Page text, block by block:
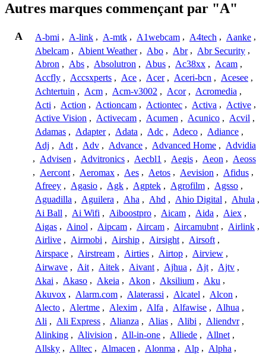
Autres marques commençant par "A"
A A-bmi , A-link , A-mtk , A1webcam , A4tech , Aanke ,
Abelcam , Abient Weather , Abo , Abr , Abr Security ,
Abron , Abs , Absolutron , Abus , Ac38xx , Acam ,
Accfly , Accsxperts , Ace , Acer , Aceri-bcn , Acesee ,
Achtertuin , Acm , Acm-v3002 , Acor , Acromedia ,
Acti , Action , Actioncam , Actiontec , Activa , Active ,
Active Vision , Activecam , Acumen , Acunico , Acvil ,
Adamas , Adapter , Adata , Adc , Adeco , Adiance ,
Adj , Adt , Adv , Advance , Advanced Home , Advidia
, Advisen , Advitronics , Aecbl1 , Aegis , Aeon , Aeoss
, Aercont , Aeromax , Aes , Aetos , Aevision , Afidus ,
Afreey , Agasio , Agk , Agptek , Agrofilm , Agsso ,
Aguadilla , Aguilera , Aha , Ahd , Ahio Digital , Ahula ,
Ai Ball , Ai Wifi , Aiboostpro , Aicam , Aida , Aiex ,
Aigas , Ainol , Aipcam , Aircam , Aircamubnt , Airlink ,
Airlive , Airmobi , Airship , Airsight , Airsoft ,
Airspace , Airstream , Airties , Airtop , Airview ,
Airwave , Ait , Aitek , Aivant , Ajhua , Ajt , Ajtv ,
Akai , Akaso , Akeia , Akon , Aksilium , Aku ,
Akuvox , Alarm.com , Alaterassi , Alcatel , Alcon ,
Alecto , Alertme , Alexim , Alfa , Alfawise , Alhua ,
Ali , Ali Express , Alianza , Alias , Alibi , Aliendvr ,
Alinking , Alivision , All-in-one , Alliede , Allnet ,
Allsky , Alltec , Almacen , Alonma , Alp , Alpha ,